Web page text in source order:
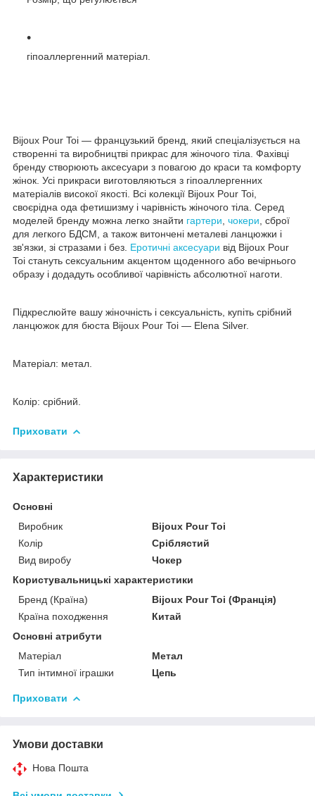
гіпоаллергенний матеріал.
Bijoux Pour Toi — французький бренд, який спеціалізується на
створенні та виробництві прикрас для жіночого тіла. Фахівці
бренду створюють аксесуари з повагою до краси та комфорту
жінок. Усі прикраси виготовляються з гіпоаллергенних
матеріалів високої якості. Всі колекції Bijoux Pour Toi,
своєрідна ода фетишизму і чарівність жіночого тіла. Серед
моделей бренду можна легко знайти гартери чокери , сброї
для легкого БДСМ, а також витончені металеві ланцюжки і
зв'язки, зі стразами і без. Еротичні аксесуари від Bijoux Pour
Toi стануть сексуальним акцентом щоденного або вечірнього
образу і додадуть особливої чарівність абсолютної наготи.
Підкреслюйте вашу жіночність і сексуальність, купіть срібний
ланцюжок для бюста Bijoux Pour Toi — Elena Silver.
Матеріал: метал.
Колір: срібний.
Приховати
Характеристики
Основні
Виробник
Bijoux Pour Toi
Колір
Сріблястий
Вид виробу
Чокер
Користувальницькі характеристики
Бренд (Країна)
Bijoux Pour Toi (Франція)
Країна походження
Китай
Основні атрибути
Матеріал
Метал
Тип інтимної іграшки
Цепь
Приховати
Умови доставки
Нова Пошта